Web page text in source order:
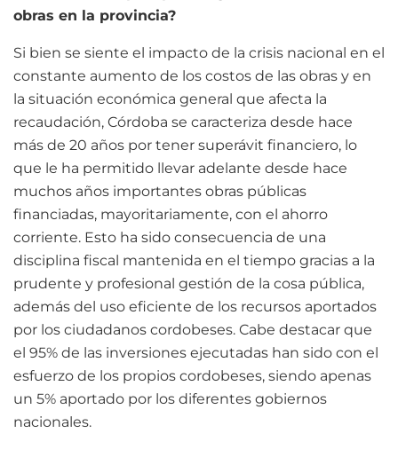
obras en la provincia?
Si bien se siente el impacto de la crisis nacional en el
constante aumento de los costos de las obras y en
la situación económica general que afecta la
recaudación, Córdoba se caracteriza desde hace
más de 20 años por tener superávit financiero, lo
que le ha permitido llevar adelante desde hace
muchos años importantes obras públicas
financiadas, mayoritariamente, con el ahorro
corriente. Esto ha sido consecuencia de una
disciplina fiscal mantenida en el tiempo gracias a la
prudente y profesional gestión de la cosa pública,
además del uso eficiente de los recursos aportados
por los ciudadanos cordobeses. Cabe destacar que
el 95% de las inversiones ejecutadas han sido con el
esfuerzo de los propios cordobeses, siendo apenas
un 5% aportado por los diferentes gobiernos
nacionales.